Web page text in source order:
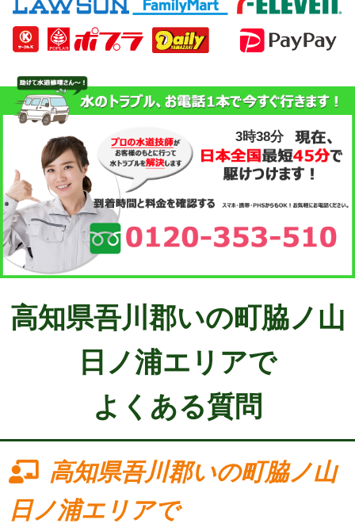
3時38分
高知県吾川郡いの町脇ノ山
日ノ浦エリアで
よくある質問
高知県吾川郡いの町脇ノ山
日ノ浦エリアで